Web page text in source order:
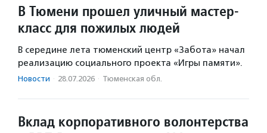
В Тюмени прошел уличный мастер-
класс для пожилых людей
В середине лета тюменский центр «Забота» начал
реализацию социального проекта «Игры памяти».
Новости · 28.07.2026 · Тюменская обл.
Вклад корпоративного волонтерства